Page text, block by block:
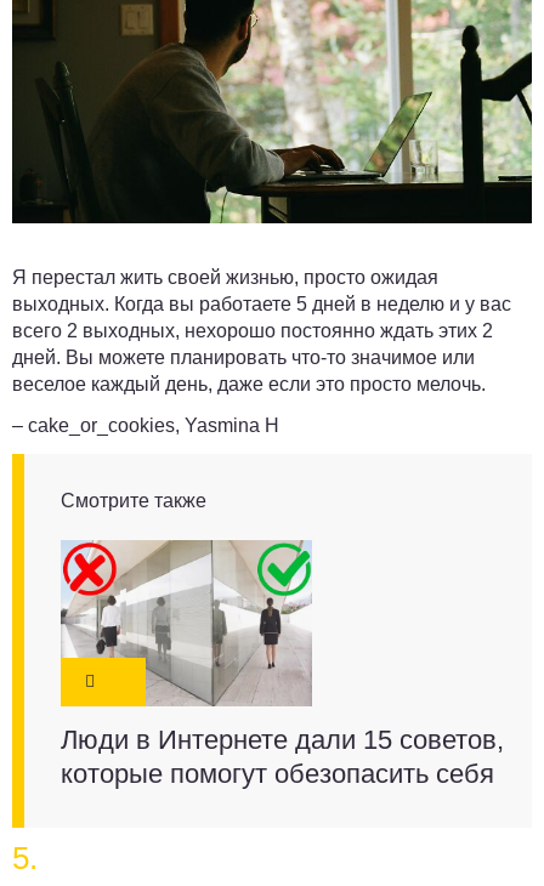
Я перестал жить своей жизнью, просто ожидая
выходных. Когда вы работаете 5 дней в неделю и у вас
всего 2 выходных, нехорошо постоянно ждать этих 2
дней. Вы можете планировать что-то значимое или
веселое каждый день, даже если это просто мелочь.
– cake_or_cookies, Yasmina H
Смотрите также
Люди в Интернете дали 15 советов,
которые помогут обезопасить себя
5.